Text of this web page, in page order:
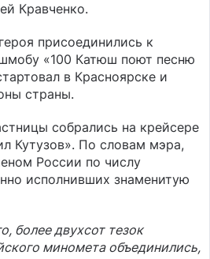
Кравченко.
присоединились к
«100 Катюш поют песню
в Красноярске и
страны.
собрались на крейсере
Кутузов». По словам мэра,
России по числу
исполнивших знаменитую
более двухсот тезок
миномета объединились,